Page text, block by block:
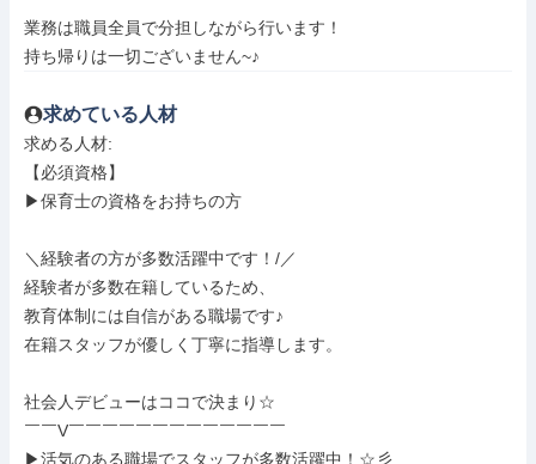
業務は職員全員で分担しながら行います！
持ち帰りは一切ございません~♪
求めている人材
求める人材:
【必須資格】
▶保育士の資格をお持ちの方
＼経験者の方が多数活躍中です！/／
経験者が多数在籍しているため、
教育体制には自信がある職場です♪
在籍スタッフが優しく丁寧に指導します。
社会人デビューはココで決まり☆
￣￣V￣￣￣￣￣￣￣￣￣￣￣￣￣
▶活気のある職場でスタッフが多数活躍中！☆彡